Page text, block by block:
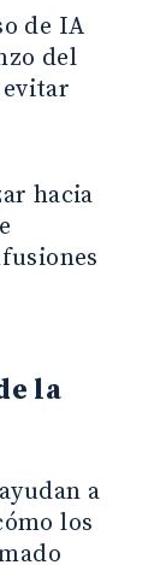
de IA
del
hacia
la
a
los